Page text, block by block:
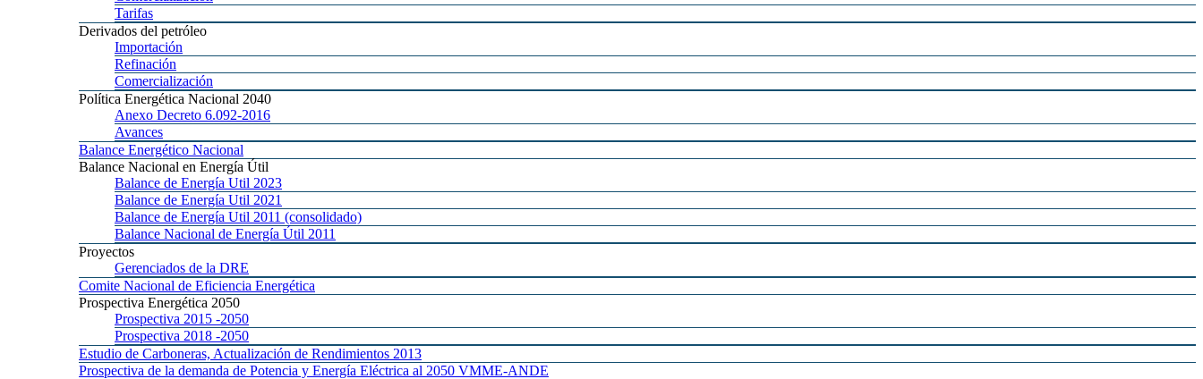
Tarifas
Derivados del petróleo
Importación
Refinación
Comercialización
Política Energética Nacional 2040
Anexo Decreto 6.092-2016
Avances
Balance Energético Nacional
Balance Nacional en Energía Útil
Balance de Energía Util 2023
Balance de Energía Util 2021
Balance de Energía Util 2011 (consolidado)
Balance Nacional de Energía Útil 2011
Proyectos
Gerenciados de la DRE
Comite Nacional de Eficiencia Energética
Prospectiva Energética 2050
Prospectiva 2015 -2050
Prospectiva 2018 -2050
Estudio de Carboneras, Actualización de Rendimientos 2013
Prospectiva de la demanda de Potencia y Energía Eléctrica al 2050 VMME-ANDE